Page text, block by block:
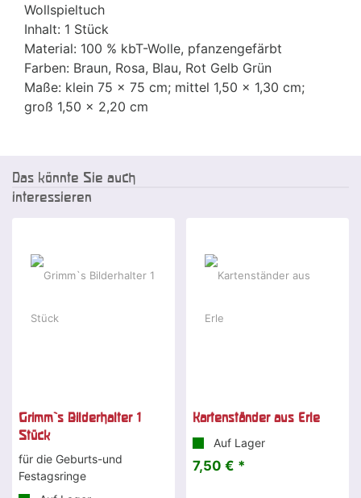
Wollspieltuch
Inhalt: 1 Stück
Material: 100 % kbT-Wolle, pfanzengefärbt
Farben: Braun, Rosa, Blau, Rot Gelb Grün
Maße: klein 75 x 75 cm; mittel 1,50 x 1,30 cm;
groß 1,50 x 2,20 cm
Das könnte Sie auch
interessieren
Grimm`s Bilderhalter 1
Stück
für die Geburts-und
Festagsringe
Kartenständer aus Erle
Auf Lager
7,50 € *